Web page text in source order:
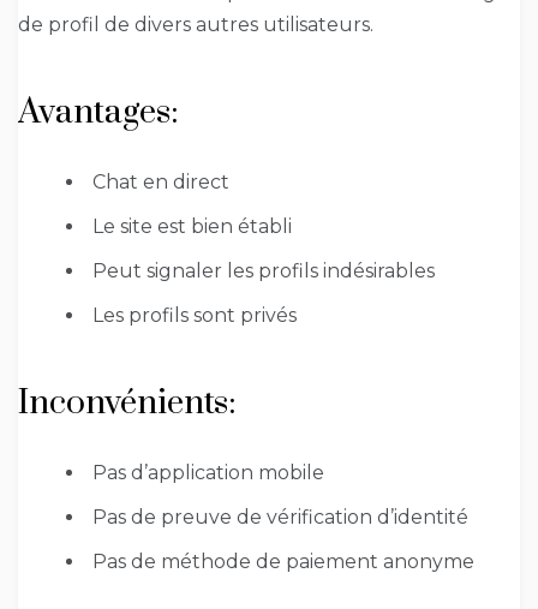
de profil de divers autres utilisateurs.
Avantages:
Chat en direct
Le site est bien établi
Peut signaler les profils indésirables
Les profils sont privés
Inconvénients:
Pas d’application mobile
Pas de preuve de vérification d’identité
Pas de méthode de paiement anonyme